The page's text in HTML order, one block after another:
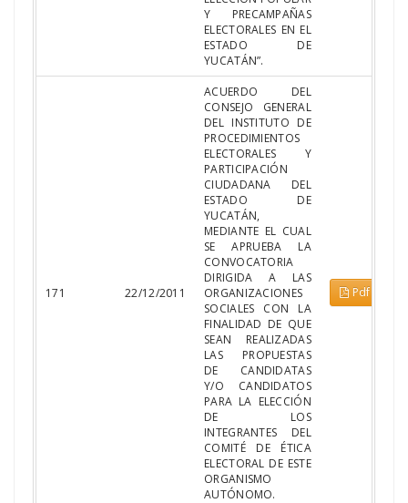
Y PRECAMPAÑAS
ELECTORALES EN EL
ESTADO DE
YUCATÁN”.
171 22/12/2011
ACUERDO DEL
CONSEJO GENERAL
DEL INSTITUTO DE
PROCEDIMIENTOS
ELECTORALES Y
PARTICIPACIÓN
CIUDADANA DEL
ESTADO DE
YUCATÁN,
MEDIANTE EL CUAL
SE APRUEBA LA
CONVOCATORIA
DIRIGIDA A LAS
ORGANIZACIONES
SOCIALES CON LA
FINALIDAD DE QUE
SEAN REALIZADAS
LAS PROPUESTAS
DE CANDIDATAS
Y/O CANDIDATOS
PARA LA ELECCIÓN
DE LOS
INTEGRANTES DEL
COMITÉ DE ÉTICA
ELECTORAL DE ESTE
ORGANISMO
AUTÓNOMO.
Pdf